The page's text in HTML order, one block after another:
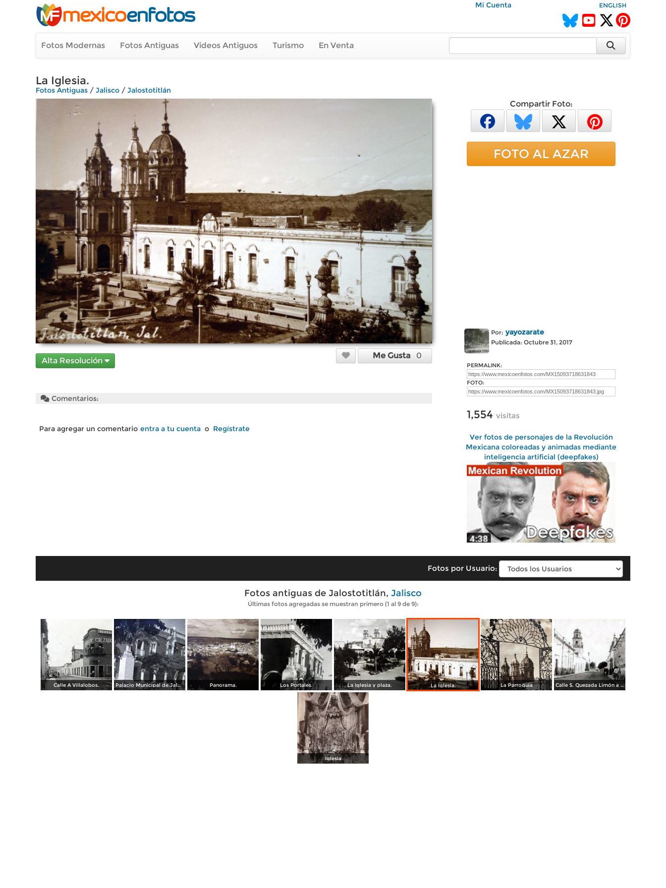
Mi Cuenta ENGLISH
Fotos Modernas Fotos Antiguas Videos Antiguos Turismo En Venta
La Iglesia.
Fotos Antiguas / Jalisco / Jalostotitlán
Alta Resolución
Me Gusta 0
Comentarios:
Para agregar un comentario entra a tu cuenta o Regístrate
Compartir Foto:
FOTO AL AZAR
Por: yayozarate
Publicada: Octubre 31, 2017
PERMALINK:
FOTO:
1,554 visitas
Ver fotos de personajes de la Revolución
Mexicana coloreadas y animadas mediante
inteligencia artificial (deepfakes)
Fotos por Usuario:
Fotos antiguas de Jalostotitlán, Jalisco
Últimas fotos agregadas se muestran primero (1 al 9 de 9):
Calle A Villalobos. Palacio Municipal de.Jalostotitlán, Jalisco. Panorama. Los Portales. La Iglesia y plaza. La Iglesia. La Parroquia Calle S. Quezada Limón a finales del siglo XIX
Iglesia